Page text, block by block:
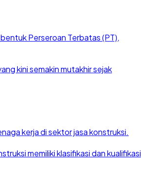
Perseroan Terbatas (PT),
kini semakin mutakhir sejak
kerja di sektor jasa konstruksi.
memiliki klasifikasi dan kualifikasi